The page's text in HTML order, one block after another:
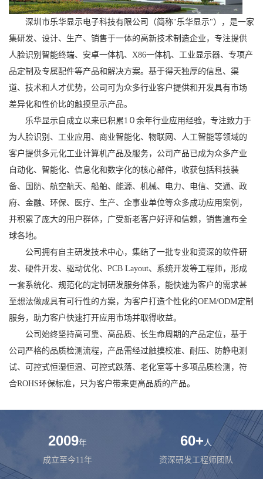
深圳市乐华显示电子科技有限公司（简称"乐华显示"），是一家
集研发、设计、生产、销售于一体的高新技术制造企业，专注提供
人脸识别智能终端、安卓一体机、X86一体机、工业显示器、专项产
品定制及专属配件等产品和解决方案。基于得天独厚的信息、渠
道、技术和人才优势，公司可为众多行业客户提供和开发具有市场
差异化和性价比的触摸显示产品。
乐华显示自成立以来已积累1０余年行业应用经验，专注致力于
为人脸识别、工业应用、商业智能化、物联网、人工智能等领域的
客户提供多元化工业计算机产品及服务，公司产品已成为众多产业
自动化、智能化、信息化和数字化的核心部件，收获包括科技装
备、国防、航空航天、船舶、能源、机械、电力、电信、交通、政
府、金融、环保、医疗、生产、企事业单位等众多成功应用案例，
并积累了庞大的用户群体，广受新老客户好评和信赖，销售遍布全
球各地。
公司拥有自主研发技术中心，集结了一批专业和资深的软件研
发、硬件开发、驱动优化、PCB Layout、系统开发等工程师，形成
一套系统化、规范化的定制研发服务体系，能快速为客户的需求甚
至想法做成具有可行性的方案，为客户打造个性化的OEM/ODM定制
服务，助力客户快速打开应用市场并取得收益。
公司始终坚持高可靠、高品质、长生命周期的产品定位，基于
公司严格的品质检测流程，产品需经过触摸校准、耐压、防静电测
试、可控式恒湿恒温、可控式跌落、老化室等十多项品质检测，符
合ROHS环保标准，只为客户带来更高品质的产品。
2009年
成立至今11年
60+ 人
资深研发工程师团队